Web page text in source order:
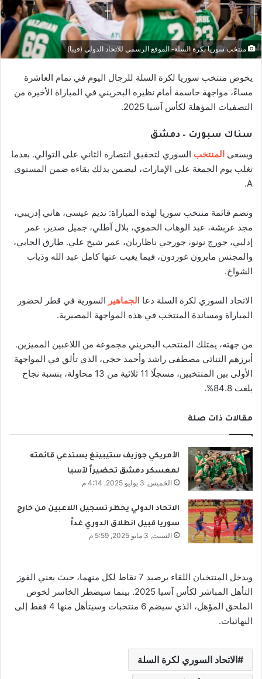
منتخب سوريا بكرة السلة- الموقع الرسمي للاتحاد الدولي (فيبا)
يخوض منتخب سوريا لكرة السلة للرجال اليوم في تمام العاشرة
مساءً، مواجهة حاسمة أمام نظيره البحريني في المباراة الأخيرة من
التصفيات المؤهلة لكأس آسيا 2025.
سناك سبورت – دمشق
ويسعى المنتخب السوري لتحقيق انتصاره الثاني على التوالي. بعدما
تغلب يوم الجمعة على الإمارات، ليضمن بذلك بقاءه ضمن المستوى
A.
وتضم قائمة منتخب سوريا لهذه المباراة: نديم عيسى، هاني إدريبي،
مجد عربشة، عبد الوهاب الحموي، بلال آطلي، جميل صدير، عمر
إدلبي، جورج نونو، جورجي ناظاريان، عمر شيخ علي. طارق الجابي،
والمجنس مايرون غوردون، فيما يغيب عنها كامل عبد الله وذياب
الشواخ.
الاتحاد السوري لكرة السلة دعا الجماهير السورية في قطر لحضور
المباراة ومساندة المنتخب في هذه المواجهة المصيرية.
من جهته، يمتلك المنتخب البحريني مجموعة من اللاعبين المميزين.
أبرزهم الثنائي مصطفى راشد وأحمد حجي، الذي تألق في المواجهة
الأولى بين المنتخبين، مسجلًا 11 ثلاثية من 13 محاولة، بنسبة نجاح
بلغت 84.8%.
مقالات ذات صلة
الأمريكي جوزيف ستيبينغ يستدعي قائمته
لمعسكر دمشق تحضيراً لآسيا
الخميس, 3 يوليو 2025, 4:14 م
الاتحاد الدولي يحظر تسجيل اللاعبين من خارج
سوريا قبيل انطلاق الدوري غداً
السبت, 3 مايو 2025, 5:59 م
ويدخل المنتخبان اللقاء برصيد 7 نقاط لكل منهما، حيث يعني الفوز
التأهل المباشر لكأس آسيا 2025. بينما سيضطر الخاسر لخوض
الملحق المؤهل، الذي سيضم 6 منتخبات وسيتأهل منها 4 فقط إلى
النهائيات.
الاتحاد السوري لكرة السلة